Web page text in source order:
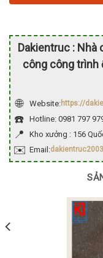
Dakientruc : Nhà
công công trình
🌐
Website:https://
☎️ Hotline: 0981 797
📍 Kho xưởng : 156
✉️ Email: